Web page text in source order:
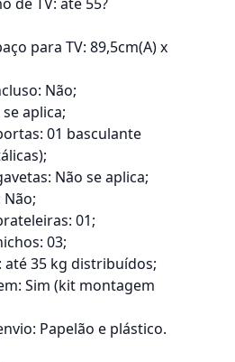
para TV: 89,5cm(A) x
Não;
aplica;
01 basculante
Não se aplica;
01;
03;
até 35 kg distribuídos;
Sim (kit montagem
Papelão e plástico.